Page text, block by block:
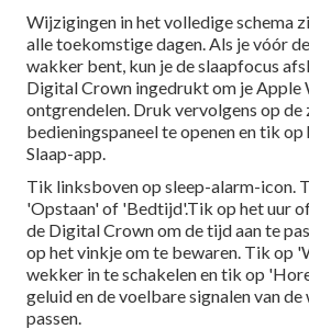
Wijzigingen in het volledige schema
alle toekomstige dagen. Als je vóór
wakker bent, kun je de slaapfocus
Digital Crown ingedrukt om je Apple
ontgrendelen. Druk vervolgens op
bedieningspaneel te openen en tik
Slaap-app.
Tik linksboven op sleep-alarm-icon.
'Opstaan' of 'Bedtijd'.Tik op het uur
de Digital Crown om de tijd aan te
op het vinkje om te bewaren. Tik op
wekker in te schakelen en tik op
geluid en de voelbare signalen van
passen.